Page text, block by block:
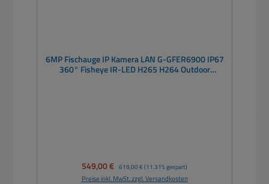
6MP Fischauge IP Kamera LAN G-GFER6900 IP67
360° Fisheye IR-LED H265 H264 Outdoor
Verkaufspreis:
549,00 € Regulärer Preis:
619,00 € (11.31% gespart)
Preise inkl. MwSt. zzgl. Versandkosten